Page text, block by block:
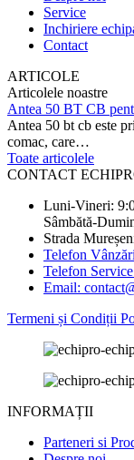
Service
Inchiriere
Contact
ARTICOLE
Articolele noastre
Antea 50 BT CB
Antea 50 bt cb este
comac, care…
Toate articolele
CONTACT
Luni-Vineri:
Sâmbătă-
Strada
Telefon
Telefon
Email:
Termeni și Condiții
INFORMAȚII
Parteneri si